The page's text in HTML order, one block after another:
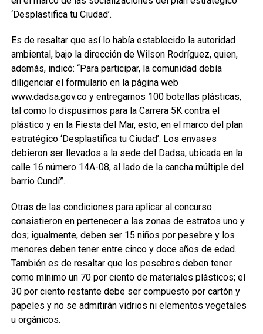
‘Desplastifica tu Ciudad’.
Es de resaltar que así lo había establecido la autoridad
ambiental, bajo la dirección de Wilson Rodríguez, quien,
además, indicó: “Para participar, la comunidad debía
diligenciar el formulario en la página web
www.dadsa.gov.co y entregarnos 100 botellas plásticas,
tal como lo dispusimos para la Carrera 5K contra el
plástico y en la Fiesta del Mar, esto, en el marco del plan
estratégico ‘Desplastifica tu Ciudad’. Los envases
debieron ser llevados a la sede del Dadsa, ubicada en la
calle 16 número 14A-08, al lado de la cancha múltiple del
barrio Cundí”.
Otras de las condiciones para aplicar al concurso
consistieron en pertenecer a las zonas de estratos uno y
dos; igualmente, deben ser 15 niños por pesebre y los
menores deben tener entre cinco y doce años de edad.
También es de resaltar que los pesebres deben tener
como mínimo un 70 por ciento de materiales plásticos; el
30 por ciento restante debe ser compuesto por cartón y
papeles y no se admitirán vidrios ni elementos vegetales
u orgánicos.